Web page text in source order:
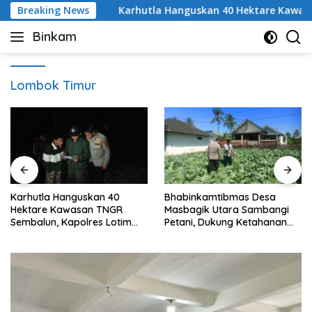
Skip
to
content
Breaking NewsKarhutla Hanguskan 40 Hektare Kawasan
Binkam
Lombok Timur
Karhutla Hanguskan 40
Hektare Kawasan TNGR
Sembalun, Kapolres Lotim
Bhabinkamtibmas Desa
Masbagik Utara Sambangi
Petani, Dukung Ketahanan